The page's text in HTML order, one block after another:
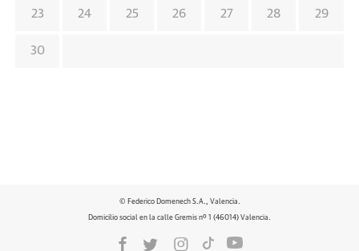
23 24 25 26 27 28 29
30
© Federico Domenech S.A., Valencia.
Domicilio social en la calle Gremis nº 1 (46014) Valencia.